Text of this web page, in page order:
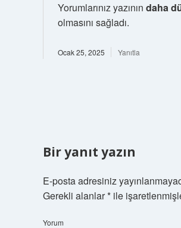
Yorumlarınız yazının daha
olmasını sağladı.
Ocak 25, 2025 Yanıtla
Bir yanıt yazın
E-posta adresiniz
Gerekli alanlar*ile
Yorum